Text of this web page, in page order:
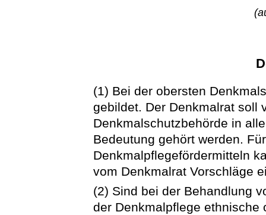
(1) Bei der obersten
gebildet. Der Denkmalrat soll
Denkmalschutzbehörde in
Bedeutung gehört werden.
Denkmalpflegefördermitteln
vom Denkmalrat Vorschläge
(2) Sind bei der Behandlung
der Denkmalpflege ethnische